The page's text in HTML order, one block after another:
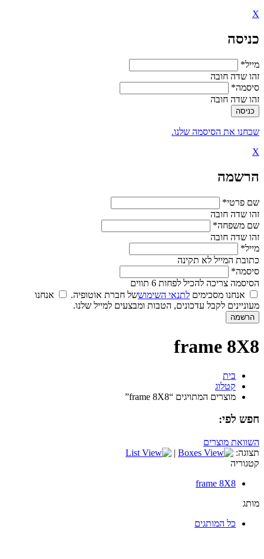
X
כניסה
מייל*
זהו שדה חובה
סיסמה*
זהו שדה חובה
שכחנו את הסיסמה שלנו.
X
הרשמה
שם פרטי*
זהו שדה חובה
שם משפחה*
זהו שדה חובה
מייל*
כתובת המייל לא תקינה
סיסמה*
הסיסמה צריכה להכיל לפחות 6 תווים
אנחנו מסכימים לתנאי השימוששל חברת אוטופיה.
אנחנו
מעוניינים לקבל עדכונים, הטבות ומבצעים למייל שלנו.
frame 8X8
בית
קטלוג
מוצרים המתויגים “frame 8X8”
חפש לפי:
השוואת מוצרים
תצוגה:
|
קטגוריה
frame 8X8
מותג
כל המותגים